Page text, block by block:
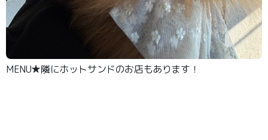
MENU★隣にホットサンドのお店もあります！